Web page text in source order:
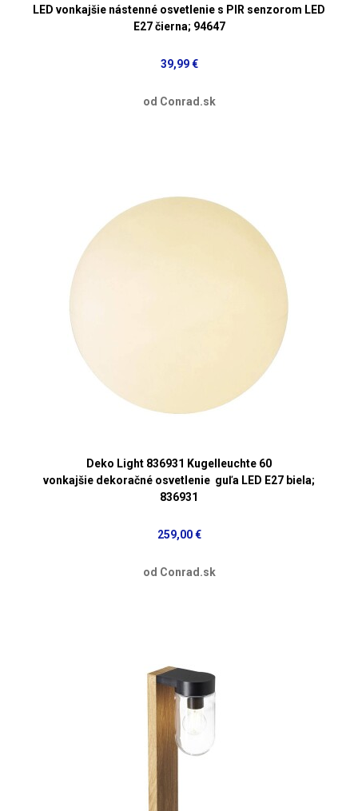
LED vonkajšie nástenné osvetlenie s PIR senzorom LED
E27 čierna; 94647
39,99 €
od Conrad.sk
Deko Light 836931 Kugelleuchte 60
vonkajšie dekoračné osvetlenie guľa LED E27 biela;
836931
259,00 €
od Conrad.sk